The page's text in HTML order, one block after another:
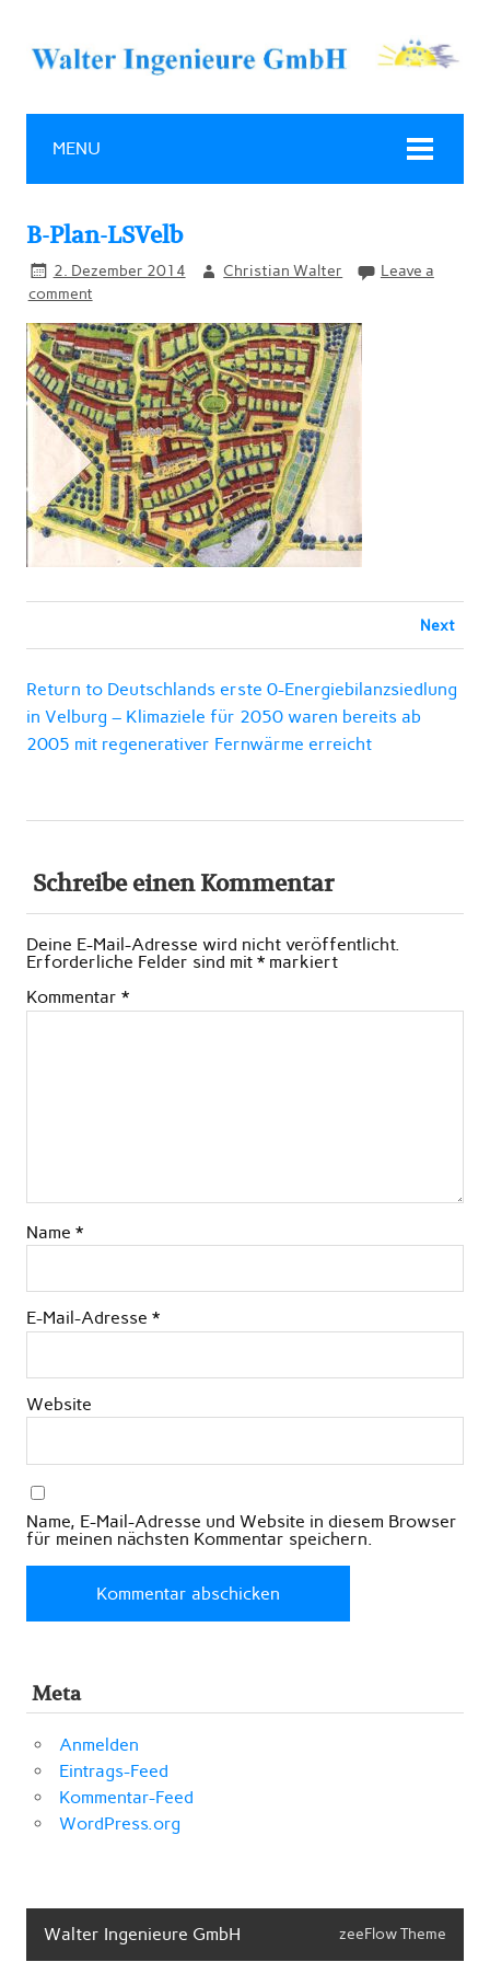
MENU
B-Plan-LSVelb
2. Dezember 2014 Christian Walter
Leave a
comment
Next
Return to Deutschlands erste 0-Energiebilanzsiedlung
in Velburg – Klimaziele für 2050 waren bereits ab
2005 mit regenerativer Fernwärme erreicht
Schreibe einen Kommentar
Deine E-Mail-Adresse wird nicht veröffentlicht.
Erforderliche Felder sind mit * markiert
Kommentar *
Name *
E-Mail-Adresse *
Website
Name, E-Mail-Adresse und Website in diesem Browser
für meinen nächsten Kommentar speichern.
Meta
Anmelden
Eintrags-Feed
Kommentar-Feed
WordPress.org
Walter Ingenieure GmbH zeeFlow Theme